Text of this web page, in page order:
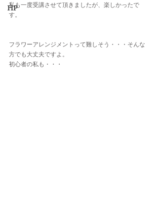
HP
私も一度受講させて頂きましたが、楽しかったで
す。
フラワーアレンジメントって難しそう・・・そんな
方でも大丈夫ですよ。
初心者の私も・・・